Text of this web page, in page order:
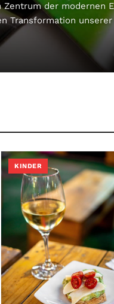
der modernen
Transformation
KINDER